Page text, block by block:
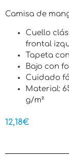
Camisa de
Cuello
frontal
Tapeta
Bajo con
Cuidado
Material:
g/m²
12,18€